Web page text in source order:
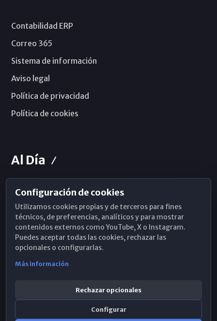
Contabilidad ERP
Correo 365
Sistema de información
Aviso legal
Política de privacidad
Política de cookies
Al Día
Horarios de Misa
Hemeroteca
WhatsApp
Configuración de cookies
Utilizamos cookies propias y de terceros para fines
técnicos, de preferencias, analíticos y para mostrar
contenidos externos como YouTube, X o Instagram.
Puedes aceptar todas las cookies, rechazar las
opcionales o configurarlas.
Más información
Rechazar opcionales
Configurar